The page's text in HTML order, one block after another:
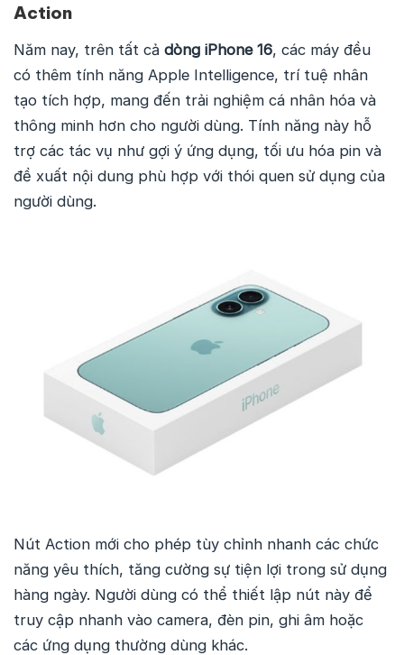
Action
Năm nay, trên tất cả dòng iPhone 16, các máy đều
có thêm tính năng Apple Intelligence, trí tuệ nhân
tạo tích hợp, mang đến trải nghiệm cá nhân hóa và
thông minh hơn cho người dùng. Tính năng này hỗ
trợ các tác vụ như gợi ý ứng dụng, tối ưu hóa pin và
đề xuất nội dung phù hợp với thói quen sử dụng của
người dùng.
Nút Action mới cho phép tùy chỉnh nhanh các chức
năng yêu thích, tăng cường sự tiện lợi trong sử dụng
hàng ngày. Người dùng có thể thiết lập nút này để
truy cập nhanh vào camera, đèn pin, ghi âm hoặc
các ứng dụng thường dùng khác.